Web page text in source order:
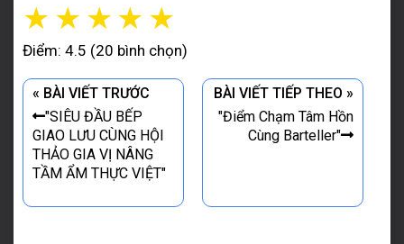
☆
☆
☆
☆
☆
Điểm: 4.5 (20 bình chọn)
« BÀI VIẾT TRƯỚC
"SIÊU ĐẦU BẾP
GIAO LƯU CÙNG HỘI
THẢO GIA VỊ NÂNG
TẦM ẨM THỰC VIỆT"
BÀI VIẾT TIẾP THEO »
"Điểm Chạm Tâm Hồn
Cùng Barteller"